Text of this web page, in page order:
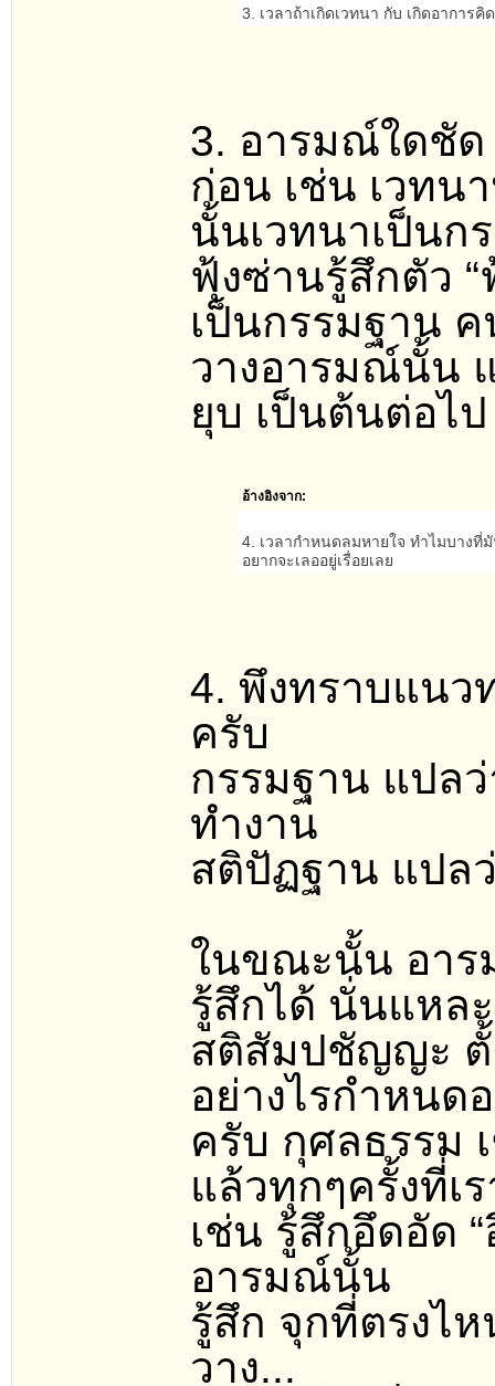
3. เวลาถ้าเกิดเวทนา กับ เกิดอาการ
3. อารมณ์ใดชั
ก่อน เช่น เวทน
นั้นเวทนาเป็นก
ฟุ้งซ่านรู้สึกตัว
เป็นกรรมฐาน
วางอารมณ์นั้น
ยุบ เป็นต้นต่อไป
อ้างอิงจาก:
4. เวลากำหนดลมหายใจ ทำไมบางที่
อยากจะเลออยู่เรื่อยเลย
4. พึงทราบแนว
ครับ
กรรมฐาน แปล
ทำงาน
สติปัฏฐาน แปล
ในขณะนั้น อาร
รู้สึกได้ นั่นแหล
สติสัมปชัญญะ ตั้
อย่างไรกำหน
ครับ กุศลธรรม
แล้วทุกๆครั้งที่
เช่น รู้สึกอึดอัด
อารมณ์นั้น
รู้สึก จุกที่ตรงไ
วาง...